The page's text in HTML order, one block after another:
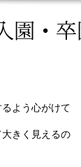
よう心がけて
きく見えるの